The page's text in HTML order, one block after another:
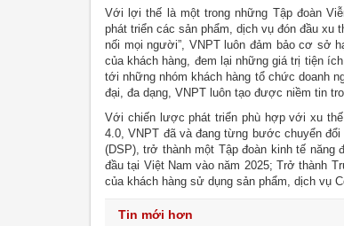
Với lợi thế là một trong những Tập đoàn
phát triển các sản phẩm, dịch vụ đón đầu xu
nối mọi người”, VNPT luôn đảm bảo cơ sở
của khách hàng, đem lại những giá trị tiện
tới những nhóm khách hàng tổ chức doanh
đại, đa dạng, VNPT luôn tạo được niềm tin
Với chiến lược phát triển phù hợp với xu
4.0, VNPT đã và đang từng bước chuyển
(DSP), trở thành một Tập đoàn kinh tế năng
đầu tại Việt Nam vào năm 2025; Trở thành
của khách hàng sử dụng sản phẩm, dịch vụ
Tin mới hơn